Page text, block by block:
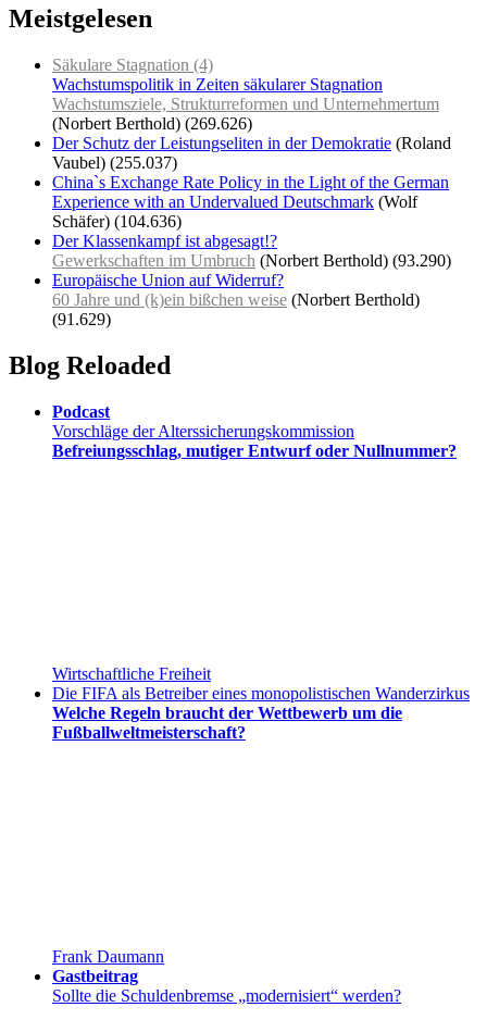
Meistgelesen
Säkulare Stagnation (4)
Wachstumspolitik in Zeiten säkularer Stagnation
Wachstumsziele, Strukturreformen und Unternehmertum
(Norbert Berthold) (269.626)
Der Schutz der Leistungseliten in der Demokratie (Roland
Vaubel) (255.037)
China`s Exchange Rate Policy in the Light of the German
Experience with an Undervalued Deutschmark (Wolf
Schäfer) (104.636)
Der Klassenkampf ist abgesagt!?
Gewerkschaften im Umbruch (Norbert Berthold) (93.290)
Europäische Union auf Widerruf?
60 Jahre und (k)ein bißchen weise (Norbert Berthold)
(91.629)
Blog Reloaded
Podcast
Vorschläge der Alterssicherungskommission
Befreiungsschlag, mutiger Entwurf oder Nullnummer?
Wirtschaftliche Freiheit
Die FIFA als Betreiber eines monopolistischen Wanderzirkus
Welche Regeln braucht der Wettbewerb um die
Fußballweltmeisterschaft?
Frank Daumann
Gastbeitrag
Sollte die Schuldenbremse „modernisiert“ werden?